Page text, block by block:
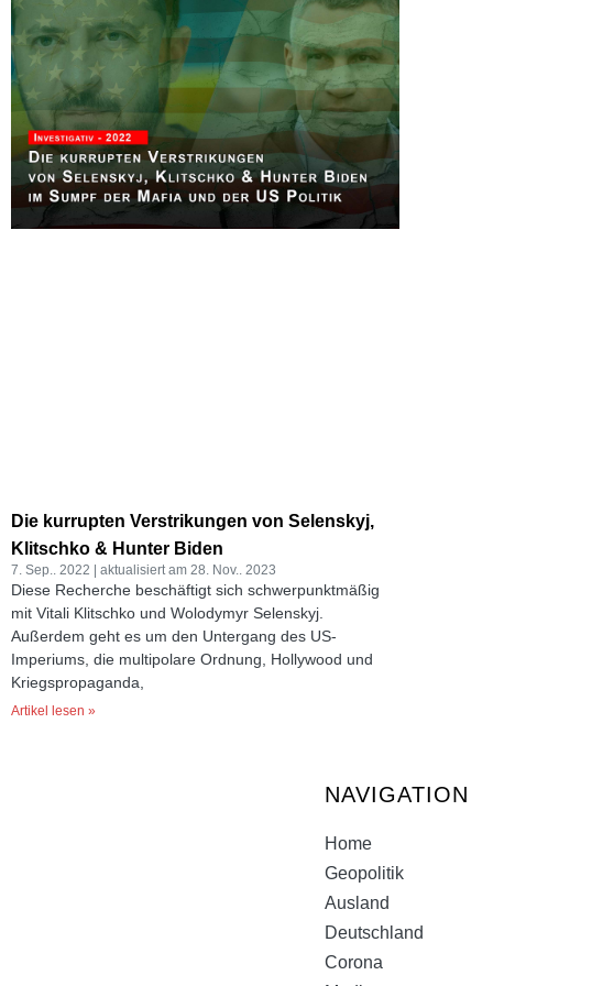
Die kurrupten Verstrikungen von Selenskyj,
Klitschko & Hunter Biden
7. Sep.. 2022 28. Nov.. 2023
Diese Recherche beschäftigt sich schwerpunktmäßig
mit Vitali Klitschko und Wolodymyr Selenskyj.
Außerdem geht es um den Untergang des US-
Imperiums, die multipolare Ordnung, Hollywood und
Kriegspropaganda,
Artikel lesen »
NAVIGATION
Home
Geopolitik
Ausland
Deutschland
Corona